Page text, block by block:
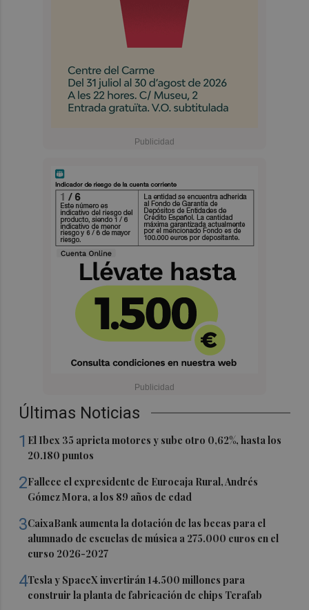
Últimas Noticias
1 El Ibex 35 aprieta motores y sube otro 0,62%, hasta los
20.180 puntos
2Fallece el expresidente de Eurocaja Rural, Andrés
Gómez Mora, a los 89 años de edad
3CaixaBank aumenta la dotación de las becas para el
alumnado de escuelas de música a 275.000 euros en el
curso 2026-2027
4Tesla y SpaceX invertirán 14.500 millones para
construir la planta de fabricación de chips Terafab